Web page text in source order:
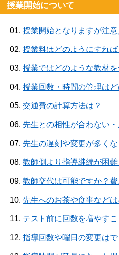
授業開始について
01. 授業開始となりますが注
02. 授業料はどのようにすれば
03. 授業ではどのような教材を
04. 授業回数・時間の管理は
05. 交通費の計算方法は？
06. 先生との相性が合わない
07. 先生の遅刻や変更が多くな
08. 教師側より指導継続が困難
09. 教師交代は可能ですか？
10. 先生へのお茶や食事などは
11. テスト前に回数を増やす
12. 指導回数や曜日の変更はで